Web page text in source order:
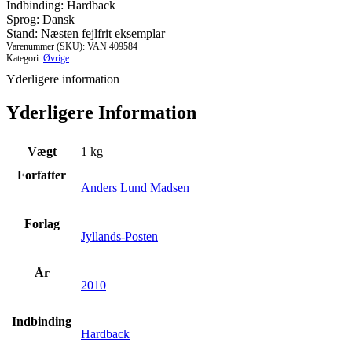
Indbinding: Hardback
Sprog: Dansk
Stand: Næsten fejlfrit eksemplar
Varenummer (SKU): VAN 409584
Kategori: Øvrige
Yderligere information
Yderligere Information
Vægt
1 kg
Forfatter
Anders Lund Madsen
Forlag
Jyllands-Posten
År
2010
Indbinding
Hardback